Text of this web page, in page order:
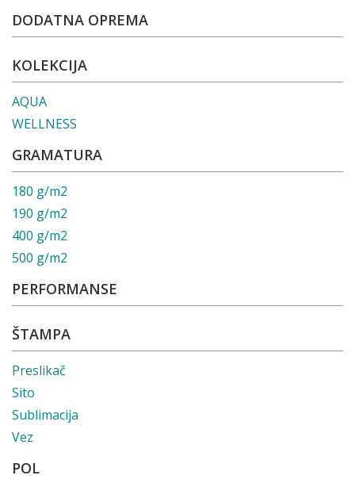
DODATNA OPREMA
KOLEKCIJA
AQUA
WELLNESS
GRAMATURA
180 g/m2
190 g/m2
400 g/m2
500 g/m2
PERFORMANSE
ŠTAMPA
Preslikač
Sito
Sublimacija
Vez
POL